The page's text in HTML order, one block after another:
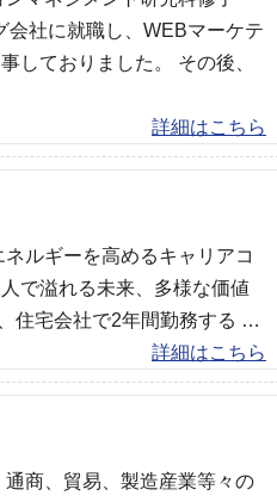
会社に就職し、WEBマーケテ
しておりました。 その後、
詳細はこちら
ルギーを高めるキャリアコ
で溢れる未来、多様な価値
住宅会社で2年間勤務する …
詳細はこちら
商、貿易、製造産業等々の